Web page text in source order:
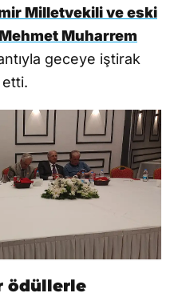
Milletvekili ve eski
Muharrem
geceye iştirak
etti.
ödüllerle